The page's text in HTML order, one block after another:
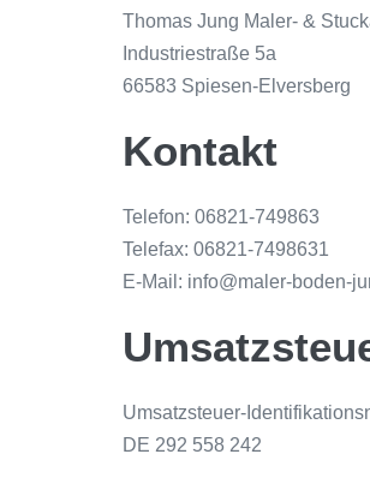
Thomas Jung Maler- &
Industriestraße 5a
66583 Spiesen-Elversberg
Kontakt
Telefon: 06821-749863
Telefax: 06821-7498631
E-Mail: info@maler-boden-
Umsatzsteuer-
DE 292 558 242